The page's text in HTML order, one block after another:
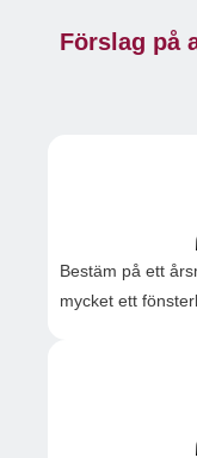
Förslag på
Bestäm på ett
mycket ett